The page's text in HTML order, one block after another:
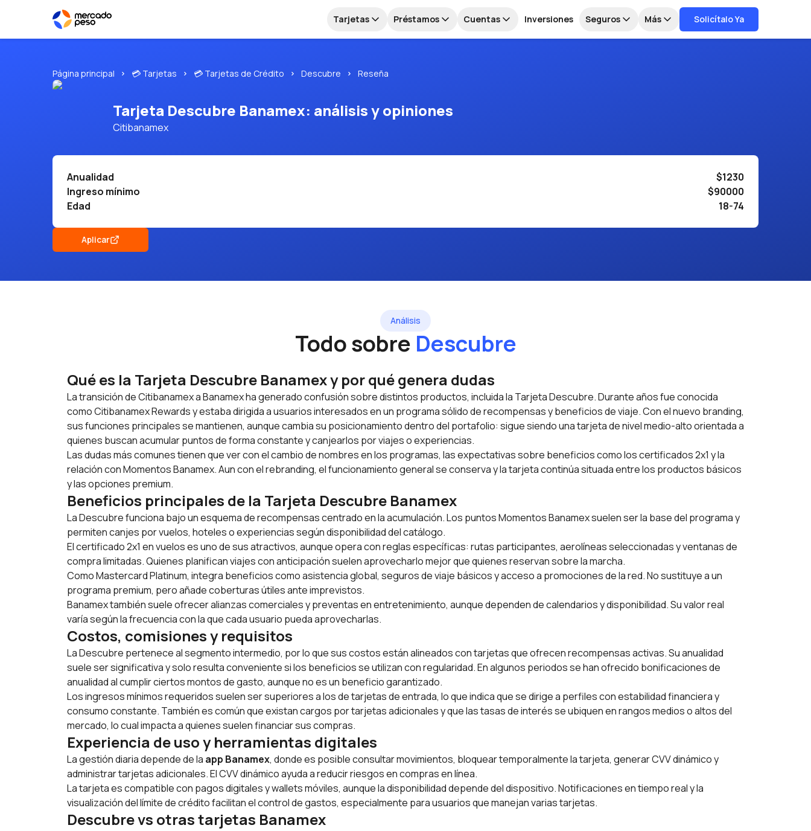
Tarjetas Préstamos Cuentas Inversiones Seguros Más Solicítalo Ya
Página principal 💳 Tarjetas 💳 Tarjetas de Crédito Descubre Reseña
Tarjeta Descubre Banamex: análisis y opiniones
Citibanamex
Anualidad
$1230
Ingreso mínimo
$90000
Edad
18-74
Aplicar
Análisis
Todo sobre Descubre
Qué es la Tarjeta Descubre Banamex y por qué genera dudas
La transición de Citibanamex a Banamex ha generado confusión sobre distintos productos, incluida la Tarjeta Descubre. Durante años fue conocida
como Citibanamex Rewards y estaba dirigida a usuarios interesados en un programa sólido de recompensas y beneficios de viaje. Con el nuevo branding,
sus funciones principales se mantienen, aunque cambia su posicionamiento dentro del portafolio: sigue siendo una tarjeta de nivel medio-alto orientada a
quienes buscan acumular puntos de forma constante y canjearlos por viajes o experiencias.
Las dudas más comunes tienen que ver con el cambio de nombres en los programas, las expectativas sobre beneficios como los certificados 2x1 y la
relación con Momentos Banamex. Aun con el rebranding, el funcionamiento general se conserva y la tarjeta continúa situada entre los productos básicos
y las opciones premium.
Beneficios principales de la Tarjeta Descubre Banamex
La Descubre funciona bajo un esquema de recompensas centrado en la acumulación. Los puntos Momentos Banamex suelen ser la base del programa y
permiten canjes por vuelos, hoteles o experiencias según disponibilidad del catálogo.
El certificado 2x1 en vuelos es uno de sus atractivos, aunque opera con reglas específicas: rutas participantes, aerolíneas seleccionadas y ventanas de
compra limitadas. Quienes planifican viajes con anticipación suelen aprovecharlo mejor que quienes reservan sobre la marcha.
Como Mastercard Platinum, integra beneficios como asistencia global, seguros de viaje básicos y acceso a promociones de la red. No sustituye a un
programa premium, pero añade coberturas útiles ante imprevistos.
Banamex también suele ofrecer alianzas comerciales y preventas en entretenimiento, aunque dependen de calendarios y disponibilidad. Su valor real
varía según la frecuencia con la que cada usuario pueda aprovecharlas.
Costos, comisiones y requisitos
La Descubre pertenece al segmento intermedio, por lo que sus costos están alineados con tarjetas que ofrecen recompensas activas. Su anualidad
suele ser significativa y solo resulta conveniente si los beneficios se utilizan con regularidad. En algunos periodos se han ofrecido bonificaciones de
anualidad al cumplir ciertos montos de gasto, aunque no es un beneficio garantizado.
Los ingresos mínimos requeridos suelen ser superiores a los de tarjetas de entrada, lo que indica que se dirige a perfiles con estabilidad financiera y
consumo constante. También es común que existan cargos por tarjetas adicionales y que las tasas de interés se ubiquen en rangos medios o altos del
mercado, lo cual impacta a quienes suelen financiar sus compras.
Experiencia de uso y herramientas digitales
La gestión diaria depende de la app Banamex, donde es posible consultar movimientos, bloquear temporalmente la tarjeta, generar CVV dinámico y
administrar tarjetas adicionales. El CVV dinámico ayuda a reducir riesgos en compras en línea.
La tarjeta es compatible con pagos digitales ywalletsmóviles, aunque la disponibilidad depende del dispositivo. Notificaciones en tiempo real y la
visualización del límite de crédito facilitan el control de gastos, especialmente para usuarios que manejan varias tarjetas.
Descubre vs otras tarjetas Banamex